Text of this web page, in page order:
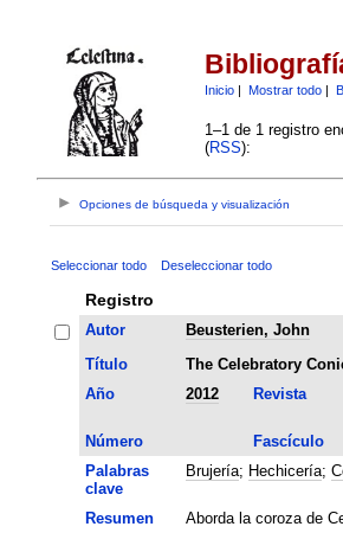
Inicio| Mostrar todo|
1–1 de 1 registro
(RSS):
Opciones de búsqueda y visualización
Seleccionar todo Deseleccionar todo
Registro
Autor
Beusterien, John
Título
The Celebratory
Año
2012 Revista
Número
Fascículo
Palabras
clave
Brujería; Hechicería;
Resumen
Aborda la coroza de